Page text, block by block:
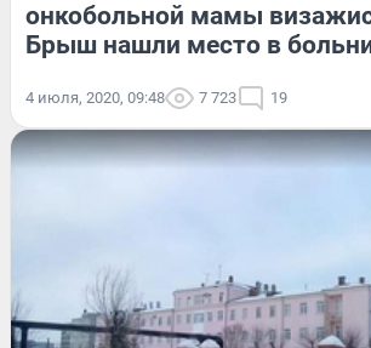
онкобольной мамы
Брыш нашли место в
4 июля, 2020, 09:48 7 723 19